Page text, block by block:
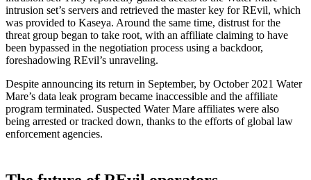
intrusion set’s servers and retrieved the master key for REvil, which
was provided to Kaseya. Around the same time, distrust for the
threat group began to take root, with an affiliate claiming to have
been bypassed in the negotiation process using a backdoor,
foreshadowing REvil’s unraveling.
Despite announcing its return in September, by October 2021 Water
Mare’s data leak program became inaccessible and the affiliate
program terminated. Suspected Water Mare affiliates were also
being arrested or tracked down, thanks to the efforts of global law
enforcement agencies.